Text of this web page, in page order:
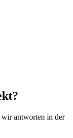
antworten in der